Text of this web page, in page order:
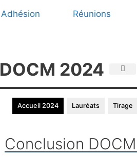
Adhésion Réunions
DOCM 2024
Accueil 2024 Lauréats Tirage
Conclusion